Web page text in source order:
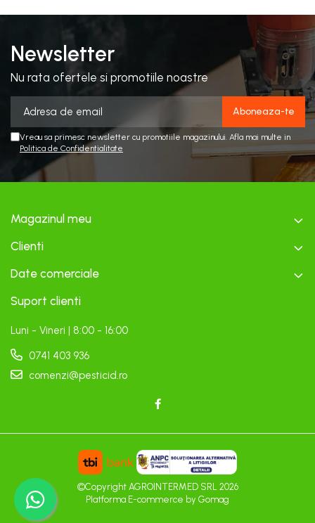
Newsletter
Nu rata ofertele si promotiile noastre
Vreau sa primesc newsletter cu promotiile magazinului. Afla mai multe in
Politica de Confidentialitate
Magazinul meu
Clienti
Date comerciale
Suport clienti
Luni - Vineri | 8:00 - 16:00
0741 403 936
comenzi@pesticid.ro
©Copyright AGROINTERMED SRL 2026
Platforma E-commerce by Gomag